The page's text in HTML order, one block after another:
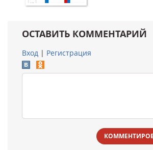
ОСТАВИТЬ КОММЕНТАРИЙ
Вход | Регистрация